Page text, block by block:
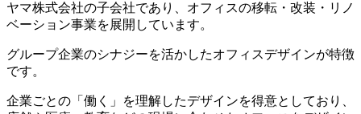
ヤマ株式会社の子会社であり、オフィスの移転・改装・リノ
ベーション事業を展開しています。
グループ企業のシナジーを活かしたオフィスデザインが特徴
です。
企業ごとの「働く」を理解したデザインを得意としており、